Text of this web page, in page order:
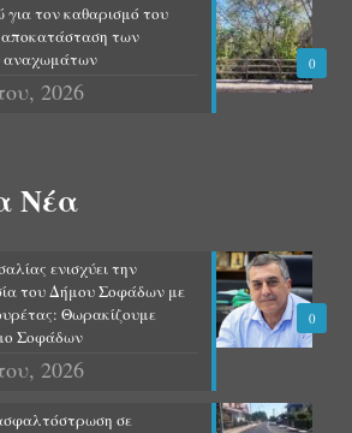
0
τον καθαρισμό του
αποκατάσταση των
αναχωμάτων
2026
Νέα
0
ενισχύει την
του Δήμου Σοφάδων με
Θωρακίζουμε
Σοφάδων
2026
σε